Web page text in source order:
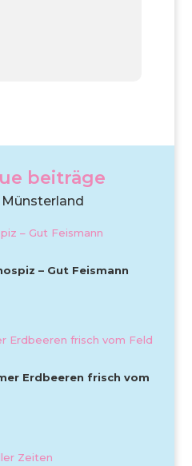
beiträge
– Gut Feismann
Erdbeeren frisch vom